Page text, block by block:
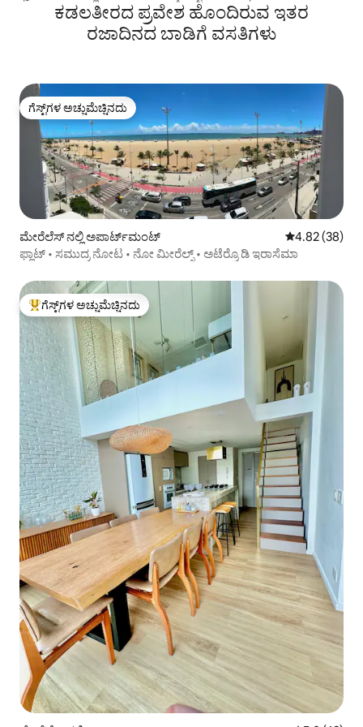
ಕಡಲತೀರದ ಪ್ರವೇಶ ಹೊಂದಿರುವ ಇತರ
ರಜಾದಿನದ ಬಾಡಿಗೆ ವಸತಿಗಳು
ಗೆಸ್ಟ್‌ಗಳ ಅಚ್ಚುಮೆಚ್ಚಿನದು
ಗೆಸ್ಟ್‌ಗಳ ಅಚ್ಚುಮೆಚ್ಚಿನದು
ಮೇರೆಲೆಸ್ ನಲ್ಲಿ ಅಪಾರ್ಟ್‌ಮಂಟ್ 5 ರಲ್ಲಿ 4.82
4.82 (38)
ಫ್ಲಾಟ್ • ಸಮುದ್ರ ನೋಟ • ನೋ ಮೀರೆಲ್ಸ್ • ಅಟೆರ್ರೊ ಡಿ ಇರಾಸೆಮಾ
ಗೆಸ್ಟ್‌ಗಳಿಗೆ ಅತಿ ಹೆಚ್ಚು ಅಚ್ಚುಮೆಚ್ಚಿನದು
ಗೆಸ್ಟ್‌ಗಳ ಅಚ್ಚುಮೆಚ್ಚಿನದು